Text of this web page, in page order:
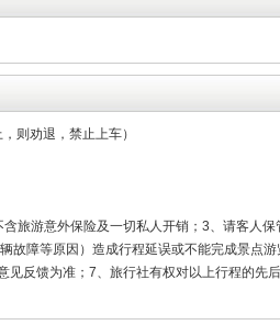
则劝退，禁止上车）
旅游意外保险及一切私人开销；3、请客人保
故障等原因）造成行程延误或不能完成景点游
反馈为准；7、旅行社有权对以上行程的先